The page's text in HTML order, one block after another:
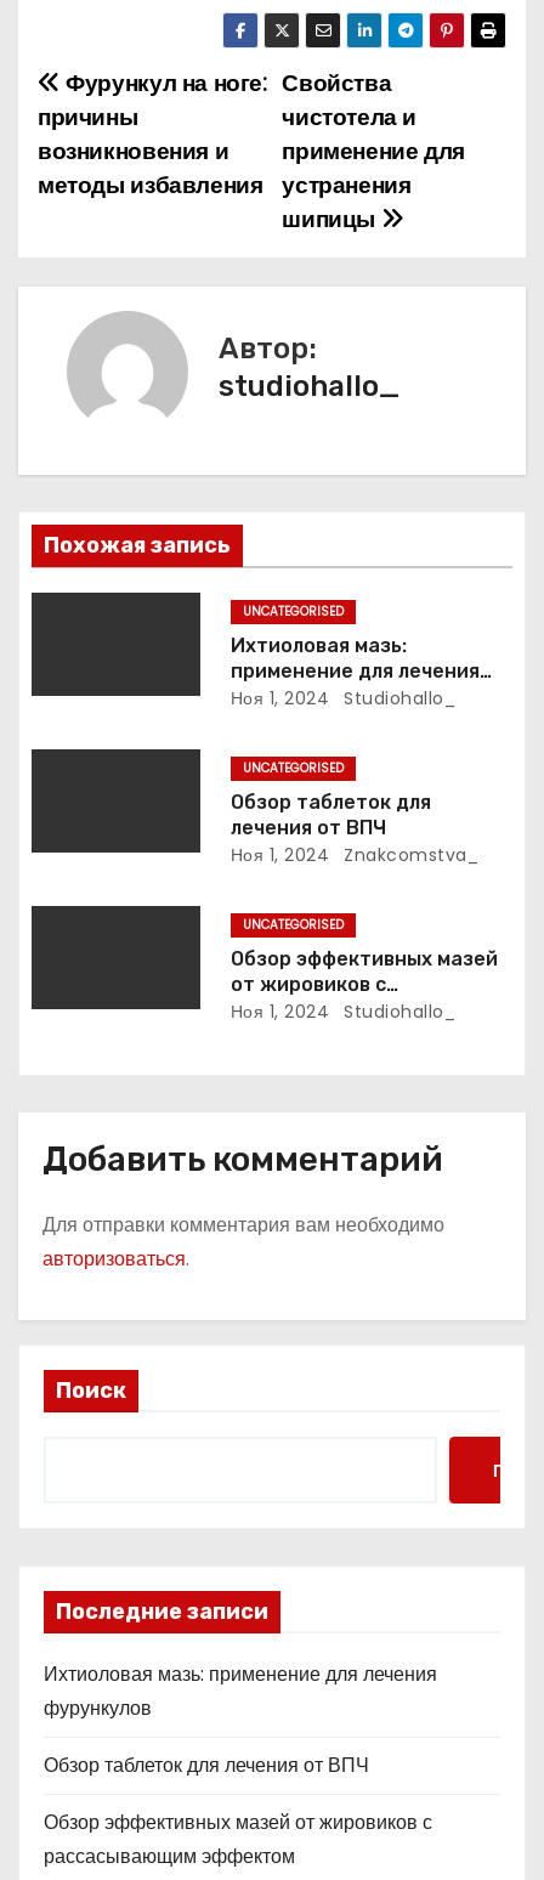
Н
а
в
г
п
о
а
п
с
я
Свойства
чистотела и
применение для
устранения
шипицы
Фурункул на ноге:
причины
возникновения и
методы избавления
Автор:
studiohallo_
Похожая запись
UNCATEGORISED
Ихтиоловая мазь:
применение для лечения
фурункулов
Ноя 1, 2024 Studiohallo_
UNCATEGORISED
Обзор таблеток для
лечения от ВПЧ
Ноя 1, 2024 Znakcomstva_
UNCATEGORISED
Обзор эффективных мазей
от жировиков с
рассасывающим эффектом
Ноя 1, 2024 Studiohallo_
Добавить комментарий
Для отправки комментария вам необходимо
авторизоваться.
Поиск
Поиск
Последние записи
Ихтиоловая мазь: применение для лечения
фурункулов
Обзор таблеток для лечения от ВПЧ
Обзор эффективных мазей от жировиков с
рассасывающим эффектом